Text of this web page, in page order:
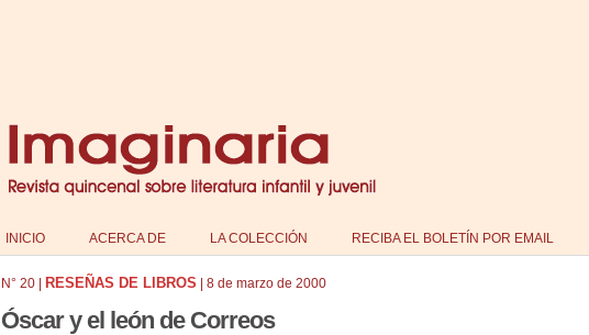
INICIO ACERCA DE LA COLECCIÓN RECIBA EL BOLETÍN POR EMAIL
N° 20| RESEÑAS DE LIBROS 8 de marzo de 2000
Óscar y el león de Correos